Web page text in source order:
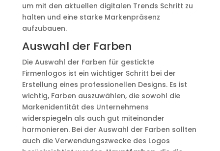
um mit den aktuellen digitalen Trends Schritt zu
halten und eine starke Markenpräsenz
aufzubauen.
Auswahl der Farben
Die Auswahl der Farben für gestickte
Firmenlogos ist ein wichtiger Schritt bei der
Erstellung eines professionellen Designs. Es ist
wichtig, Farben auszuwählen, die sowohl die
Markenidentität des Unternehmens
widerspiegeln als auch gut miteinander
harmonieren. Bei der Auswahl der Farben sollten
auch die Verwendungszwecke des Logos